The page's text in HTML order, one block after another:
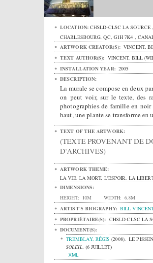
LOCATION: CHSLD-CLSC LA SOURCE ,
CHARLESBOURG,QC, G1H 7K4 ,
ARTWORK CREATOR(S): VINCENT,
TEXT AUTHOR(S): VINCENT, BILL
INSTALLATION YEAR: 2005
DESCRIPTION:
La murale se compose en deux
on peut voir, sur le texte, des
photographies de famille en
haut, une plante se transforme en
TEXT OF THE ARTWORK:
(TEXTE PROVENANT DE
D'ARCHIVES)
ARTWORK THEME:
LA VIE, LA MORT, L'ESPOIR, LA
DIMENSIONS:
HEIGHT: 10M WIDTH: 6.8M
ARTIST'S BIOGRAPHY: BILL
PROPRIÉTAIRE(S): CHSLD-CLSC LA
DOCUMENT(S):
TREMBLAY, RÉGIS (2008).LE
SOLEIL. (6 JUILLET)
XML